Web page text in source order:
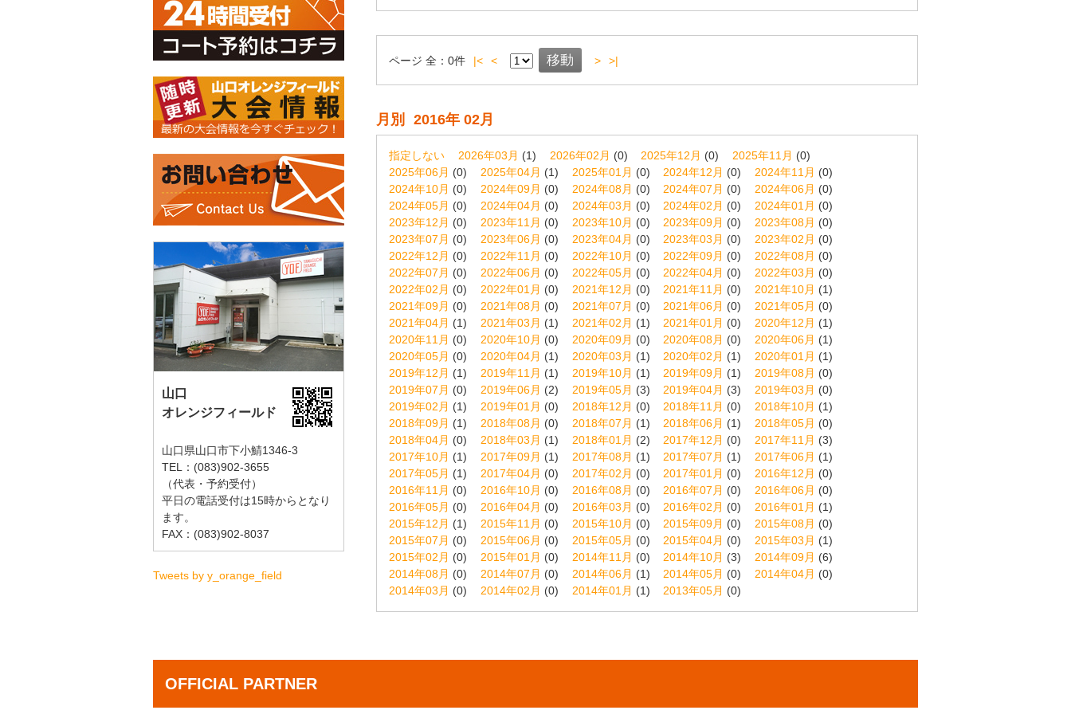
ページ 全： 0件 |< < > >|
月別 2016年 02月
指定しない 2026年03月 (1) 2026年02月 (0) 2025年12月 (0) 2025年11月 (0)
2025年06月 (0) 2025年04月 (1) 2025年01月 (0) 2024年12月 (0) 2024年11月 (0)
2024年10月 (0) 2024年09月 (0) 2024年08月 (0) 2024年07月 (0) 2024年06月 (0)
2024年05月 (0) 2024年04月 (0) 2024年03月 (0) 2024年02月 (0) 2024年01月 (0)
2023年12月 (0) 2023年11月 (0) 2023年10月 (0) 2023年09月 (0) 2023年08月 (0)
2023年07月 (0) 2023年06月 (0) 2023年04月 (0) 2023年03月 (0) 2023年02月 (0)
2022年12月 (0) 2022年11月 (0) 2022年10月 (0) 2022年09月 (0) 2022年08月 (0)
2022年07月 (0) 2022年06月 (0) 2022年05月 (0) 2022年04月 (0) 2022年03月 (0)
2022年02月 (0) 2022年01月 (0) 2021年12月 (0) 2021年11月 (0) 2021年10月 (1)
2021年09月 (0) 2021年08月 (0) 2021年07月 (0) 2021年06月 (0) 2021年05月 (0)
2021年04月 (1) 2021年03月 (1) 2021年02月 (1) 2021年01月 (0) 2020年12月 (1)
2020年11月 (0) 2020年10月 (0) 2020年09月 (0) 2020年08月 (0) 2020年06月 (1)
2020年05月 (0) 2020年04月 (1) 2020年03月 (1) 2020年02月 (1) 2020年01月 (1)
2019年12月 (1) 2019年11月 (1) 2019年10月 (1) 2019年09月 (1) 2019年08月 (0)
2019年07月 (0) 2019年06月 (2) 2019年05月 (3) 2019年04月 (3) 2019年03月 (0)
2019年02月 (1) 2019年01月 (0) 2018年12月 (0) 2018年11月 (0) 2018年10月 (1)
2018年09月 (1) 2018年08月 (0) 2018年07月 (1) 2018年06月 (1) 2018年05月 (0)
2018年04月 (0) 2018年03月 (1) 2018年01月 (2) 2017年12月 (0) 2017年11月 (3)
2017年10月 (1) 2017年09月 (1) 2017年08月 (1) 2017年07月 (1) 2017年06月 (1)
2017年05月 (1) 2017年04月 (0) 2017年02月 (0) 2017年01月 (0) 2016年12月 (0)
2016年11月 (0) 2016年10月 (0) 2016年08月 (0) 2016年07月 (0) 2016年06月 (0)
2016年05月 (0) 2016年04月 (0) 2016年03月 (0) 2016年02月 (0) 2016年01月 (1)
2015年12月 (1) 2015年11月 (0) 2015年10月 (0) 2015年09月 (0) 2015年08月 (0)
2015年07月 (0) 2015年06月 (0) 2015年05月 (0) 2015年04月 (0) 2015年03月 (1)
2015年02月 (0) 2015年01月 (0) 2014年11月 (0) 2014年10月 (3) 2014年09月 (6)
2014年08月 (0) 2014年07月 (0) 2014年06月 (1) 2014年05月 (0) 2014年04月 (0)
2014年03月 (0) 2014年02月 (0) 2014年01月 (1) 2013年05月 (0)
山口
オレンジフィールド
山口県山口市下小鯖1346-3
TEL：(083)902-3655
（代表・予約受付）
平日の電話受付は15時からとなり
ます。
FAX：(083)902-8037
Tweets by y_orange_field
OFFICIAL PARTNER